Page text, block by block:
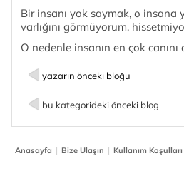
Bir insanı yok saymak, o
varlığını görmüyorum,
O nedenle insanın en çok
yazarın önceki bloğu
bu kategorideki önceki blog
Anasayfa | Bize Ulaşın | Kullanım Koşulları